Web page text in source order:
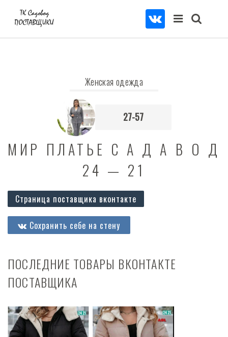
Женская одежда
27-57
МИР ПЛАТЬЕ С А Д А В О Д
24 — 21
Страница поставщика вконтакте
Сохранить себе на стену
ПОСЛЕДНИЕ ТОВАРЫ ВКОНТАКТЕ
ПОСТАВЩИКА